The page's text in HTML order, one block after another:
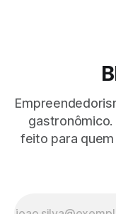
feito para